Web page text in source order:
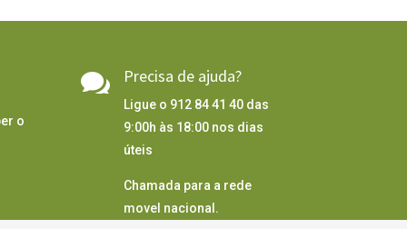
o
 Precisa de ajuda?
Ligue o 912 84 41 40 das
9:00h às 18:00 nos dias
úteis
Chamada para a rede
movel nacional.